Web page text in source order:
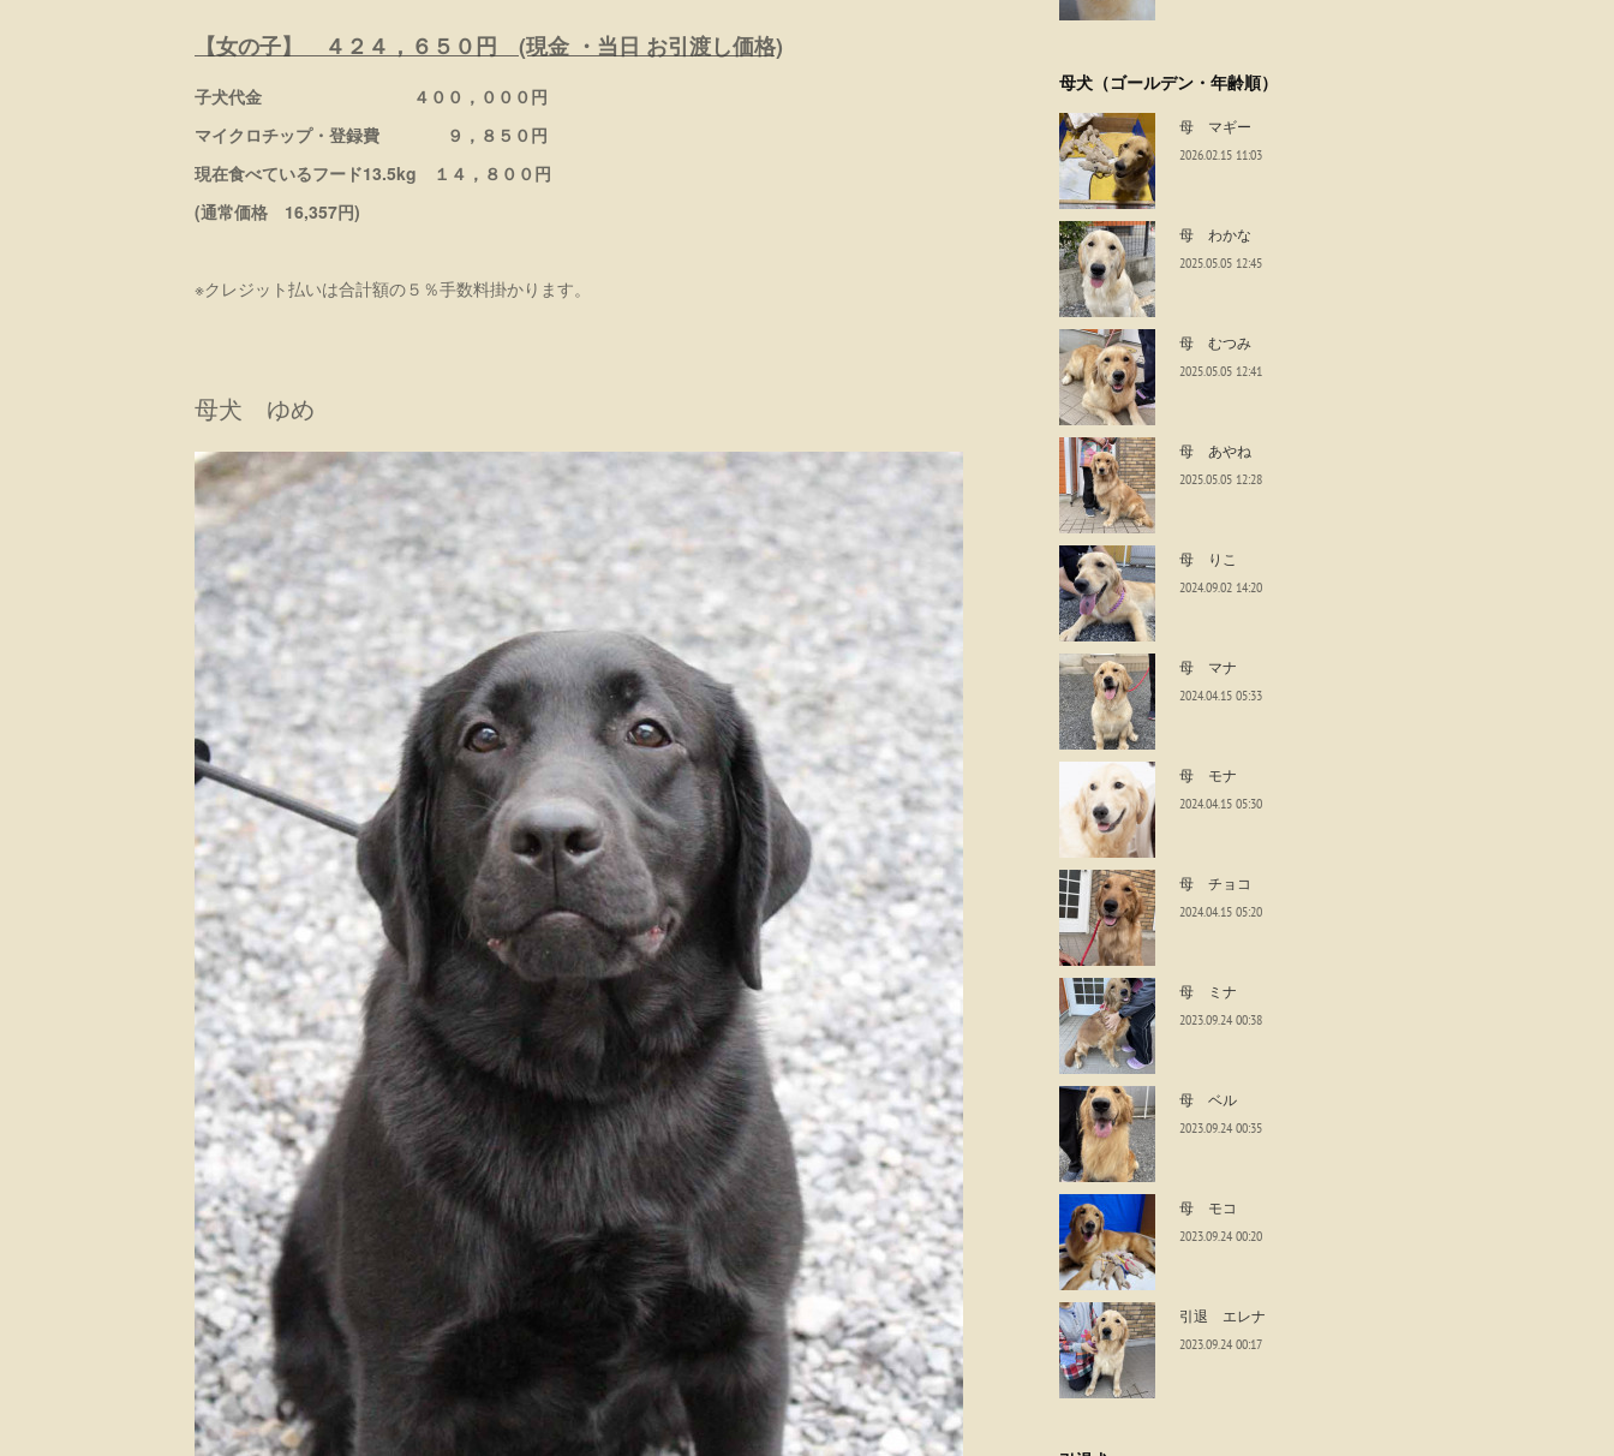
【女の子】 ４２４，６５０円 (現金 ・当日 お引渡し価格)
子犬代金 ４００，０００円
マイクロチップ・登録費 ９，８５０円
現在食べているフード13.5kg １４，８００円
(通常価格 16,357円)
※クレジット払いは合計額の５％手数料掛かります。
母犬 ゆめ
母犬（ゴールデン・年齢順）
母 マギー
2026.02.15 11:03
母 わかな
2025.05.05 12:45
母 むつみ
2025.05.05 12:41
母 あやね
2025.05.05 12:28
母 りこ
2024.09.02 14:20
母 マナ
2024.04.15 05:33
母 モナ
2024.04.15 05:30
母 チョコ
2024.04.15 05:20
母 ミナ
2023.09.24 00:38
母 ベル
2023.09.24 00:35
母 モコ
2023.09.24 00:20
引退 エレナ
2023.09.24 00:17